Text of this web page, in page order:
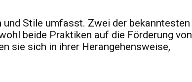
Stile umfasst. Zwei der bekanntesten
beide Praktiken auf die Förderung von
sie sich in ihrer Herangehensweise,